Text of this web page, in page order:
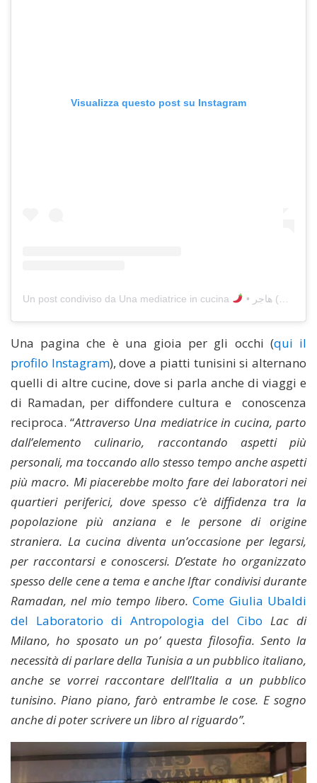
Visualizza questo post su Instagram
Un post condiviso da Una mediatrice in cucina • هاجر (@unamediatriceincucina)
Una pagina che è una gioia per gli occhi (qui il
profilo Instagram), dove a piatti tunisini si alternano
quelli di altre cucine, dove si parla anche di viaggi e
di Ramadan, per diffondere cultura e conoscenza
reciproca. “Attraverso Una mediatrice in cucina, parto
dall’elemento culinario, raccontando aspetti più
personali, ma toccando allo stesso tempo anche aspetti
più macro. Mi piacerebbe molto fare dei laboratori nei
quartieri periferici, dove spesso c’è diffidenza tra la
popolazione più anziana e le persone di origine
straniera. La cucina diventa un’occasione per legarsi,
per raccontarsi e conoscersi. D’estate ho organizzato
spesso delle cene a tema e anche Iftar condivisi durante
Ramadan, nel mio tempo libero.Come Giulia Ubaldi
del Laboratorio di Antropologia del Cibo Lac di
Milano, ho sposato un po’ questa filosofia. Sento la
necessità di parlare della Tunisia a un pubblico italiano,
anche se vorrei raccontare dell’Italia a un pubblico
tunisino. Piano piano, farò entrambe le cose. E sogno
anche di poter scrivere un libro al riguardo”.